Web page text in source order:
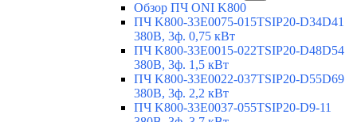
Обзор ПЧ ONI K800
ПЧ K800-33E0075-015TSIP20-D34D41
380В, 3ф. 0,75 кВт
ПЧ K800-33E0015-022TSIP20-D48D54
380В, 3ф. 1,5 кВт
ПЧ K800-33E0022-037TSIP20-D55D69
380В, 3ф. 2,2 кВт
ПЧ K800-33E0037-055TSIP20-D9-11